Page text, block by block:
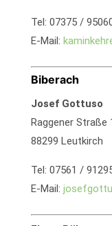
Tel: 07375 /
E-Mail:
Biberach
Josef Gottuso
Raggener Straße
88299 Leutkirch
Tel: 07561 /
E-Mail: